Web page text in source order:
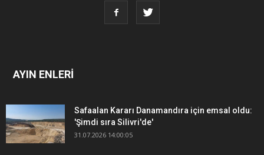
AYIN ENLERİ
Safaalan Kararı Danamandıra için emsal oldu:
'Şimdi sıra Silivri'de'
31.07.2026 14:00:05